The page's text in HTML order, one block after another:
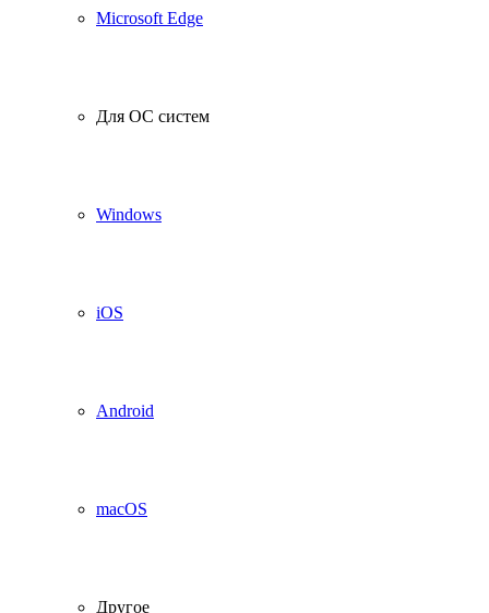
Microsoft Edge
Для ОС систем
Windows
iOS
Android
macOS
Другое